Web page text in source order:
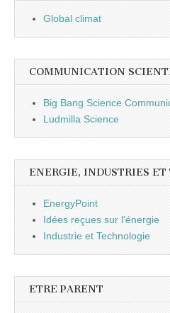
Global climat
COMMUNICATION
Big Bang Science
Ludmilla Science
ENERGIE, INDUSTRIES ET
EnergyPoint
Idées reçues sur l'énergie
Industrie et Technologie
ETRE PARENT